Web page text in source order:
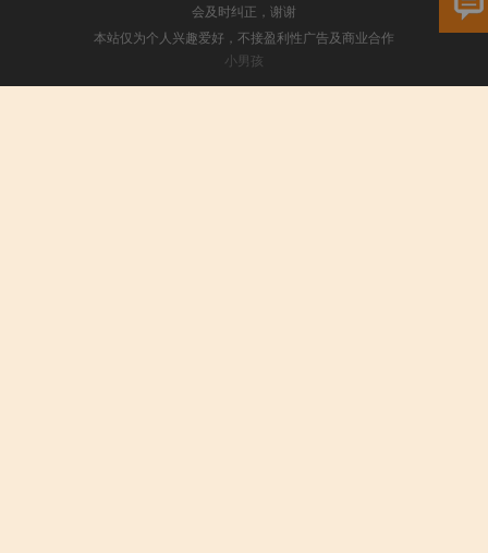
会及时纠正，谢谢
本站仅为个人兴趣爱好，不接盈利性广告及商业合作
小男孩